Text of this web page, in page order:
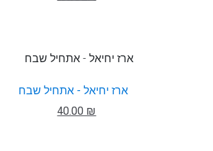
ארז יחיאל - אתחיל שבח
40.00 ₪